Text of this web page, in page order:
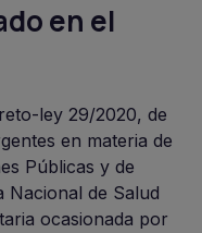
en el
ley 29/2020, de
en materia de
Públicas y de
Nacional de Salud
ocasionada por